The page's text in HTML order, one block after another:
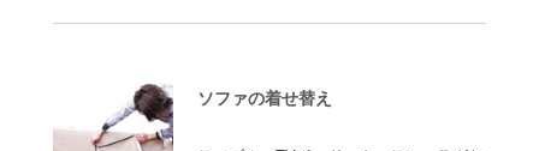
ソファの着せ替え